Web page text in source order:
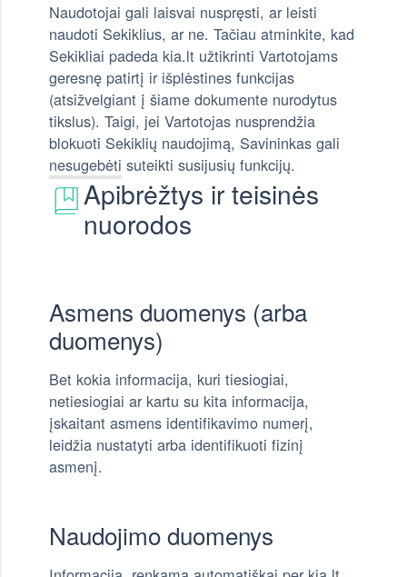
Naudotojai gali laisvai nuspręsti, ar leisti
naudoti Sekiklius, ar ne. Tačiau atminkite, kad
Sekikliai padeda kia.lt užtikrinti Vartotojams
geresnę patirtį ir išplėstines funkcijas
(atsižvelgiant į šiame dokumente nurodytus
tikslus). Taigi, jei Vartotojas nusprendžia
blokuoti Sekiklių naudojimą, Savininkas gali
nesugebėti suteikti susijusių funkcijų.
Apibrėžtys ir teisinės
nuorodos
Asmens duomenys (arba
duomenys)
Bet kokia informacija, kuri tiesiogiai,
netiesiogiai ar kartu su kita informacija,
įskaitant asmens identifikavimo numerį,
leidžia nustatyti arba identifikuoti fizinį
asmenį.
Naudojimo duomenys